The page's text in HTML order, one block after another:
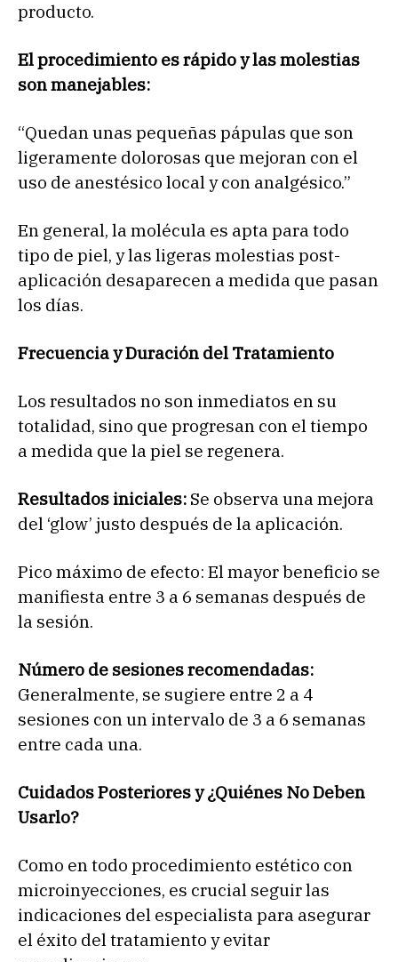
producto.
El procedimiento es rápido y las molestias
son manejables:
“Quedan unas pequeñas pápulas que son
ligeramente dolorosas que mejoran con el
uso de anestésico local y con analgésico.”
En general, la molécula es apta para todo
tipo de piel, y las ligeras molestias post-
aplicación desaparecen a medida que pasan
los días.
Frecuencia y Duración del Tratamiento
Los resultados no son inmediatos en su
totalidad, sino que progresan con el tiempo
a medida que la piel se regenera.
Resultados iniciales: Se observa una mejora
del ‘glow’ justo después de la aplicación.
Pico máximo de efecto: El mayor beneficio se
manifiesta entre 3 a 6 semanas después de
la sesión.
Número de sesiones recomendadas:
Generalmente, se sugiere entre 2 a 4
sesiones con un intervalo de 3 a 6 semanas
entre cada una.
Cuidados Posteriores y ¿Quiénes No Deben
Usarlo?
Como en todo procedimiento estético con
microinyecciones, es crucial seguir las
indicaciones del especialista para asegurar
el éxito del tratamiento y evitar